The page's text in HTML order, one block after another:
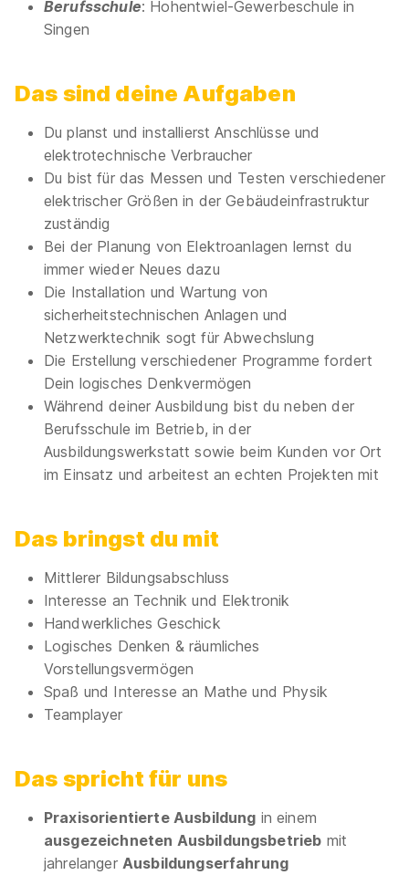
Ausbildung Elektroniker für Energie- und
07.09.2026
Schnellbewerbung
Ähnliche Stellen
Ausbildung zur/ zum Elektronikerin/Elektroniker
für Energie- und Gebäudetechnik (m/w/d) 2027
Bundeswehr
72510 Stetten am kalten Markt
Elektroniker*in für Energie- und
Gebäudetechnik
Stadtwerke Sigmaringen GmbH
01.09.2026
Berufsschule: Hohentwiel-Gewerbeschule in
Singen
Das sind deine Auf­ga­ben
Du planst und installierst Anschlüsse und
elektrotechnische Verbraucher
Du bist für das Messen und Testen verschiedener
elektrischer Größen in der Gebäudeinfrastruktur
zuständig
Bei der Planung von Elektroanlagen lernst du
immer wieder Neues dazu
Die Installation und Wartung von
sicherheitstechnischen Anlagen und
Netzwerktechnik sogt für Abwechslung
Die Erstellung verschiedener Programme fordert
Dein logisches Denkvermögen
Während deiner Ausbildung bist du neben der
Berufsschule im Betrieb, in der
Ausbildungswerkstatt sowie beim Kunden vor Ort
im Einsatz und arbeitest an echten Projekten mit
Das bringst du mit
Mittlerer Bildungsabschluss
Interesse an Technik und Elektronik
Handwerkliches Geschick
Logisches Denken & räumliches
Vorstellungsvermögen
Spaß und Interesse an Mathe und Physik
Teamplayer
Das spricht für uns
Praxisorientierte Ausbildung in einem
ausgezeichneten Ausbildungsbetrieb mit
jahrelanger Ausbildungserfahrung